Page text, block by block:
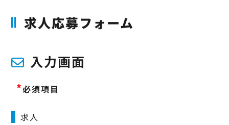
求人応募フォーム
入力画面
*必須項目
求人